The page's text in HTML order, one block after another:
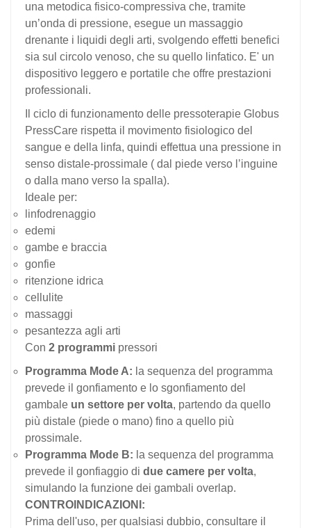
una metodica fisico-compressiva che, tramite
un’onda di pressione, esegue un massaggio
drenante i liquidi degli arti, svolgendo effetti benefici
sia sul circolo venoso, che su quello linfatico. E' un
dispositivo leggero e portatile che offre prestazioni
professionali.
Il ciclo di funzionamento delle pressoterapie Globus
PressCare rispetta il movimento fisiologico del
sangue e della linfa, quindi effettua una pressione in
senso distale-prossimale ( dal piede verso l’inguine
o dalla mano verso la spalla).
Ideale per:
linfodrenaggio
edemi
gambe e braccia
gonfie
ritenzione idrica
cellulite
massaggi
pesantezza agli arti
Con 2 programmi pressori
Programma Mode A: la sequenza del programma
prevede il gonfiamento e lo sgonfiamento del
gambale un settore per volta, partendo da quello
più distale (piede o mano) fino a quello più
prossimale.
Programma Mode B: la sequenza del programma
prevede il gonfiaggio di due camere per volta,
simulando la funzione dei gambali overlap.
CONTROINDICAZIONI:
Prima dell'uso, per qualsiasi dubbio, consultare il